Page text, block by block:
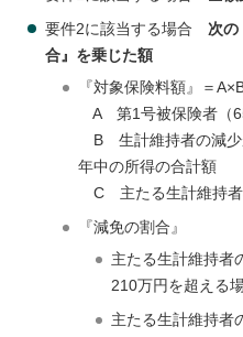
要件2に該当する場合次の
合』を乗じた額
『対象保険料額』＝
A 第1号被保険者（
B 生計維持者の減少
年中の所得の合計額
C 主たる生計維持者
『減免の割合』
主たる生計維持者
210万円を超える
主たる生計維持者